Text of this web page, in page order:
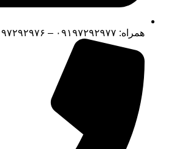
همراه: ۰۹۱۹۷۲۹۲۹۷۷ – ۰۹۱۹۷۲۹۲۹۷۶